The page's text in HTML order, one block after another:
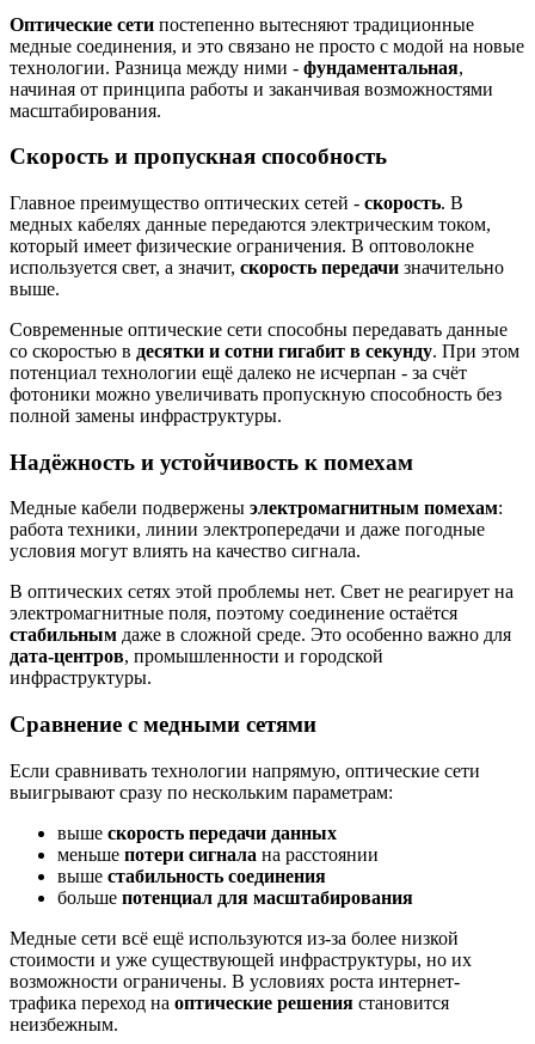
Оптические сети постепенно вытесняют традиционные
медные соединения, и это связано не просто с модой на новые
технологии. Разница между ними - фундаментальная,
начиная от принципа работы и заканчивая возможностями
масштабирования.
Скорость и пропускная способность
Главное преимущество оптических сетей - скорость. В
медных кабелях данные передаются электрическим током,
который имеет физические ограничения. В оптоволокне
используется свет, а значит, скорость передачи значительно
выше.
Современные оптические сети способны передавать данные
со скоростью в десятки и сотни гигабит в секунду. При этом
потенциал технологии ещё далеко не исчерпан - за счёт
фотоники можно увеличивать пропускную способность без
полной замены инфраструктуры.
Надёжность и устойчивость к помехам
Медные кабели подвержены электромагнитным помехам:
работа техники, линии электропередачи и даже погодные
условия могут влиять на качество сигнала.
В оптических сетях этой проблемы нет. Свет не реагирует на
электромагнитные поля, поэтому соединение остаётся
стабильным даже в сложной среде. Это особенно важно для
дата-центров, промышленности и городской
инфраструктуры.
Сравнение с медными сетями
Если сравнивать технологии напрямую, оптические сети
выигрывают сразу по нескольким параметрам:
выше скорость передачи данных
меньше потери сигнала на расстоянии
выше стабильность соединения
больше потенциал для масштабирования
Медные сети всё ещё используются из-за более низкой
стоимости и уже существующей инфраструктуры, но их
возможности ограничены. В условиях роста интернет-
трафика переход на оптические решения становится
неизбежным.